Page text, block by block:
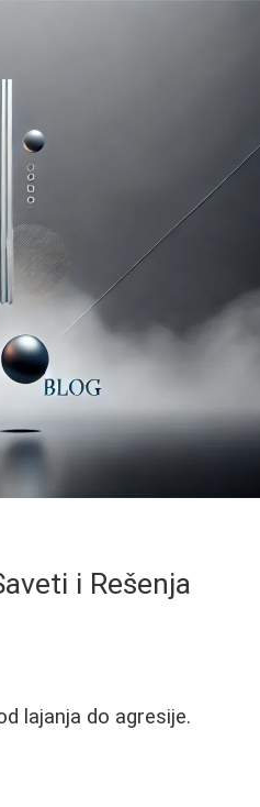
i Rešenja
lajanja do agresije.